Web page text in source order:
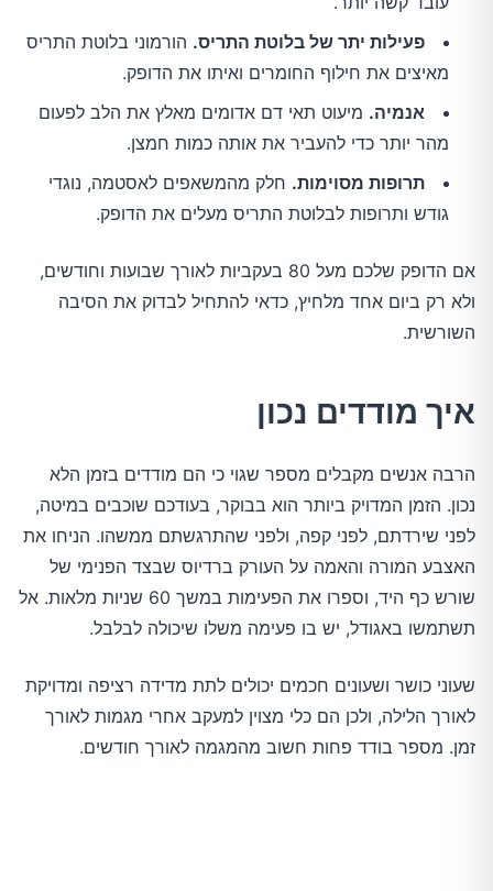
פעילות יתר של בלוטת התריס. הורמוני בלוטת התריס
מאיצים את חילוף החומרים ואיתו את הדופק.
אנמיה. מיעוט תאי דם אדומים מאלץ את הלב לפעום
מהר יותר כדי להעביר את אותה כמות חמצן.
תרופות מסוימות. חלק מהמשאפים לאסטמה, נוגדי
גודש ותרופות לבלוטת התריס מעלים את הדופק.
אם הדופק שלכם מעל 80 בעקביות לאורך שבועות וחודשים,
ולא רק ביום אחד מלחיץ, כדאי להתחיל לבדוק את הסיבה
השורשית.
איך מודדים נכון
הרבה אנשים מקבלים מספר שגוי כי הם מודדים בזמן הלא
נכון. הזמן המדויק ביותר הוא בבוקר, בעודכם שוכבים במיטה,
לפני שירדתם, לפני קפה, ולפני שהתרגשתם ממשהו. הניחו את
האצבע המורה והאמה על העורק ברדיוס שבצד הפנימי של
שורש כף היד, וספרו את הפעימות במשך 60 שניות מלאות. אל
תשתמשו באגודל, יש בו פעימה משלו שיכולה לבלבל.
שעוני כושר ושעונים חכמים יכולים לתת מדידה רציפה ומדויקת
לאורך הלילה, ולכן הם כלי מצוין למעקב אחרי מגמות לאורך
זמן. מספר בודד פחות חשוב מהמגמה לאורך חודשים.